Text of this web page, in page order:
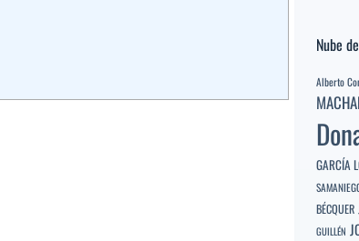
Nube
Alberto
GARCÍA
BÉCQUER
GUILLÉN